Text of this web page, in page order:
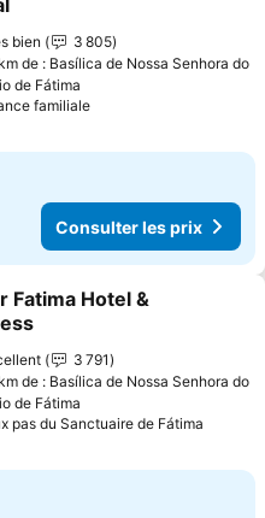
les prix
bien
3 805
de : Basílica de Nossa Senhora do
de Fátima
familialeConsulter les prix
Consulter les prix
à mes favoris
Fatima Hotel &
les prix
3 791
de : Basílica de Nossa Senhora do
de Fátima
pas du Sanctuaire de Fátima